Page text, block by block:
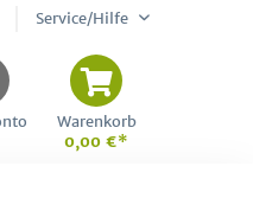
Service/Hilfe
Warenkorb
0,00 €*